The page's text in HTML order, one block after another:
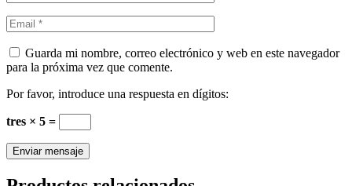
Guarda mi nombre, correo electrónico y web en este navegador
para la próxima vez que comente.
Por favor, introduce una respuesta en dígitos:
tres × 5 =